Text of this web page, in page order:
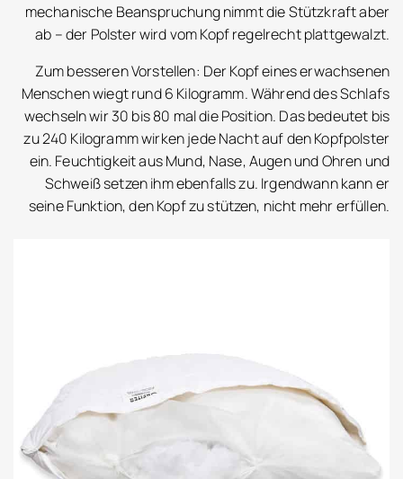
mechanische Beanspruchung nimmt die Stützkraft aber
ab – der Polster wird vom Kopf regelrecht plattgewalzt.
Zum besseren Vorstellen: Der Kopf eines erwachsenen
Menschen wiegt rund 6 Kilogramm. Während des Schlafs
wechseln wir 30 bis 80 mal die Position. Das bedeutet bis
zu 240 Kilogramm wirken jede Nacht auf den Kopfpolster
ein. Feuchtigkeit aus Mund, Nase, Augen und Ohren und
Schweiß setzen ihm ebenfalls zu. Irgendwann kann er
seine Funktion, den Kopf zu stützen, nicht mehr erfüllen.